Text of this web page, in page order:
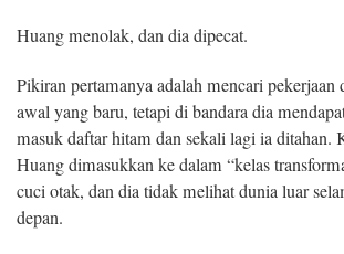
Huang menolak, dan dia dipecat.
Pikiran pertamanya adalah mencari pekerjaan
awal yang baru, tetapi di bandara dia
masuk daftar hitam dan sekali lagi ia ditahan.
Huang dimasukkan ke dalam “kelas
cuci otak, dan dia tidak melihat dunia luar
depan.